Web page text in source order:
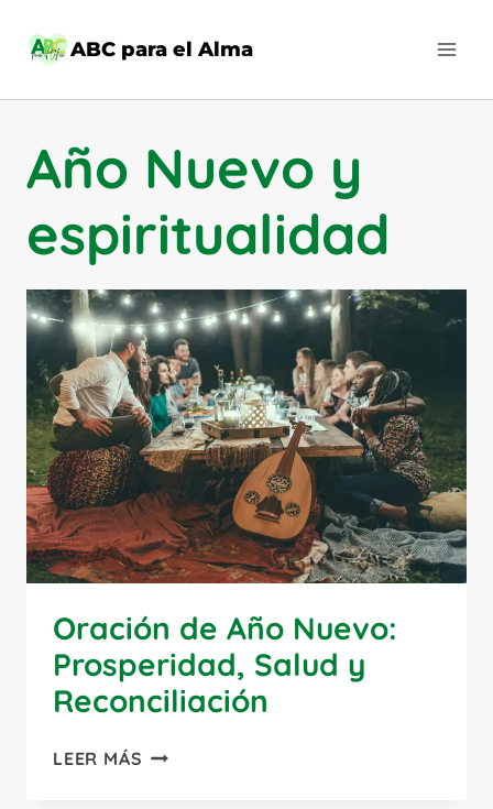
ABC para el Alma
Año Nuevo y
espiritualidad
Oración de Año Nuevo:
Prosperidad, Salud y
Reconciliación
LEER MÁS ORACIÓN